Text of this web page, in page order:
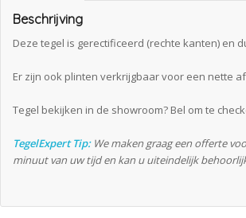
Beschrijving
Deze tegel is gerectificeerd (rechte kanten) en
Er zijn ook plinten verkrijgbaar voor een nette
Tegel bekijken in de showroom? Bel om te
TegelExpert Tip:We maken graag een offerte
minuut van uw tijd en kan u uiteindelijk